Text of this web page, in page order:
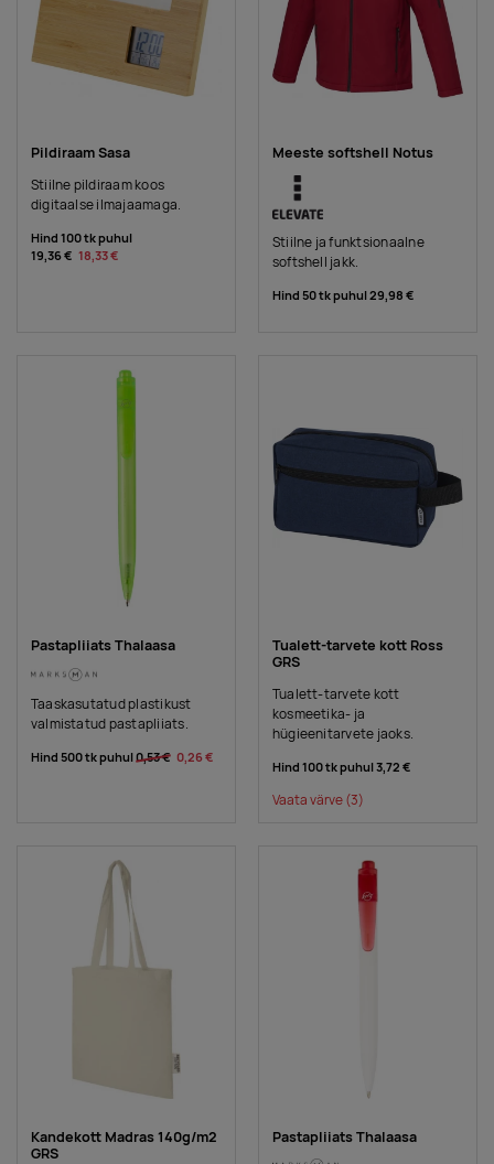
Pildiraam Sasa
Stiilne pildiraam koos
digitaalse ilmajaamaga.
Hind 100 tk puhul
19,36 € 18,33 €
Meeste softshell Notus
Stiilne ja funktsionaalne
softshell jakk.
Hind 50 tk puhul29,98 €
Pastapliiats Thalaasa
Taaskasutatud plastikust
valmistatud pastapliiats.
Hind 500 tk puhul0,53 € 0,26 €
Tualett-tarvete kott Ross
GRS
Tualett-tarvete kott
kosmeetika- ja
hügieenitarvete jaoks.
Hind 100 tk puhul3,72 €
Vaata värve(3)
Kandekott Madras 140g/m2
GRS
Pastapliiats Thalaasa